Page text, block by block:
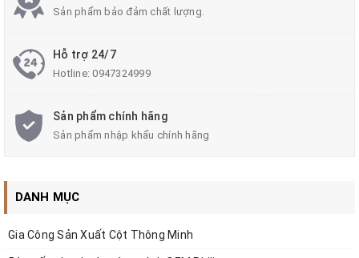
Sản phẩm bảo đảm chất lượng.
Hỗ trợ 24/7
Hotline:0947324999
Sản phẩm chính hãng
Sản phẩm nhập khẩu chính hãng
DANH MỤC
Gia Công Sản Xuất Cột Thông Minh